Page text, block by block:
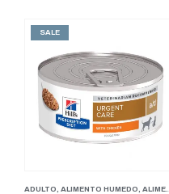
FARMACIA,GATOS
SALE
ADULTO,ALIMENTO HUMEDO,ALIMENTO HUMEDO